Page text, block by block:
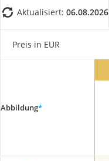
Aktualisiert: 06.08.2026
Preis in EUR
Abbildung*